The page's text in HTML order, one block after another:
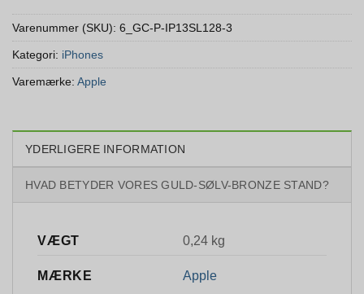
Varenummer (SKU): 6_GC-P-IP13SL128-3
Kategori: iPhones
Varemærke: Apple
YDERLIGERE INFORMATION
HVAD BETYDER VORES GULD-SØLV-BRONZE STAND?
VÆGT 0,24 kg
MÆRKE Apple